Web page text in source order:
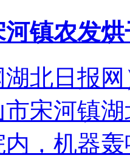
镇农发
北日报网
市宋河镇
，机器